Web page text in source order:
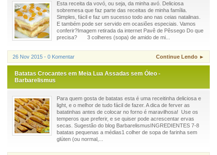
Esta receita da vovó, ou seja, da minha avó. Deliciosa
sobremesa que faz parte das receitas de minha família.
Simples, fácil e faz um sucesso todo ano nas ceias natalinas.
E também pode ser servido em ocasiões especiais. Vamos
conferir?Imagem retirada da internet Pavê de Pêssego Do que
precisa? 3 colheres (sopa) de amido de mi...
26 Nov 2015 - 0 Komentar Continue Lendo ►
Batatas Crocantes em Meia Lua Assadas sem Óleo -
Barbarelismus
Para quem gosta de batatas esta é uma receitinha deliciosa e
light, e o melhor de tudo fácil de fazer. A dica de ferver as
batatinhas antes de colocar no forno é maravilhosa! Use os
temperos que preferir, e se quiser pode acrescentar ervas
secas. Sugestão do blog BarbarelismusINGREDIENTES 7-8
batatas pequenas a médias1 colher de sopa de farinha sem
glúten (ou normal,...